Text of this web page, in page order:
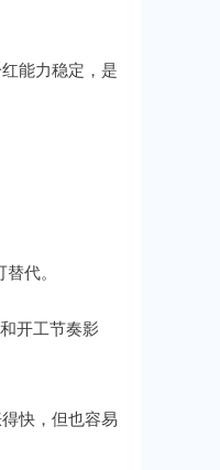
能力稳定，是
代。
开工节奏影
快，但也容易